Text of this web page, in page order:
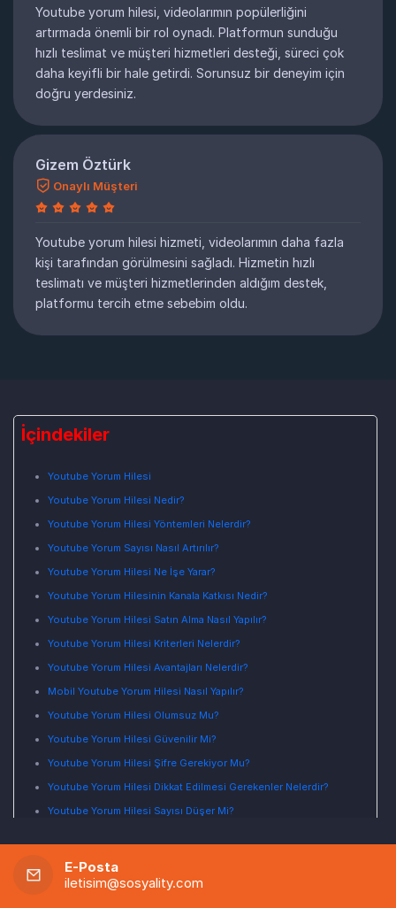
Youtube yorum hilesi, videolarımın popülerliğini
artırmada önemli bir rol oynadı. Platformun sunduğu
hızlı teslimat ve müşteri hizmetleri desteği, süreci çok
daha keyifli bir hale getirdi. Sorunsuz bir deneyim için
doğru yerdesiniz.
Gizem Öztürk
Onaylı Müşteri
Youtube yorum hilesi hizmeti, videolarımın daha fazla
kişi tarafından görülmesini sağladı. Hizmetin hızlı
teslimatı ve müşteri hizmetlerinden aldığım destek,
platformu tercih etme sebebim oldu.
İçindekiler
Youtube Yorum Hilesi
Youtube Yorum Hilesi Nedir?
Youtube Yorum Hilesi Yöntemleri Nelerdir?
Youtube Yorum Sayısı Nasıl Artırılır?
Youtube Yorum Hilesi Ne İşe Yarar?
Youtube Yorum Hilesinin Kanala Katkısı Nedir?
Youtube Yorum Hilesi Satın Alma Nasıl Yapılır?
Youtube Yorum Hilesi Kriterleri Nelerdir?
Youtube Yorum Hilesi Avantajları Nelerdir?
Mobil Youtube Yorum Hilesi Nasıl Yapılır?
Youtube Yorum Hilesi Olumsuz Mu?
Youtube Yorum Hilesi Güvenilir Mi?
Youtube Yorum Hilesi Şifre Gerekiyor Mu?
Youtube Yorum Hilesi Dikkat Edilmesi Gerekenler Nelerdir?
Youtube Yorum Hilesi Sayısı Düşer Mi?
Youtube Nasıl Kullanılır?
E-Posta
iletisim@sosyality.com